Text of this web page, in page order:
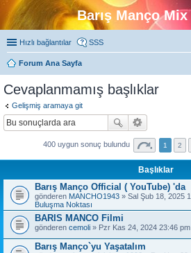
Barış Manço
Hızlı bağlantılar SSS
Forum Ana Sayfa
Cevaplanmamış başlıklar
Gelişmiş aramaya git
400 uygun sonuç bulundu 1 2
Başlıklar
Barış Manço Official ( YouTube) 'da
gönderen MANCHO1943 » Sal Şub 18, 2025
Buluşma Noktası
BARIS MANCO Filmi
gönderen cemoli » Pzr Kas 24, 2024 23:46
Barış Manço`yu Yaşatalım